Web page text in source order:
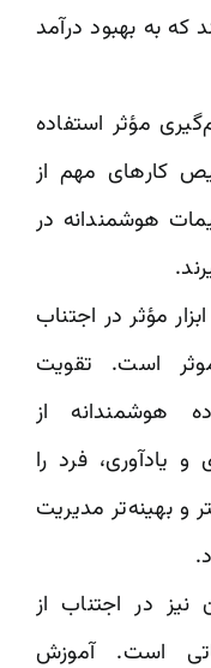
که به بهبود درآمد
مؤثر استفاده
کارهای مهم از
هوشمندانه در
مؤثر در اجتناب
است. تقویت
هوشمندانه از
و یادآوری، فرد را
و بهینه‌تر مدیریت
در اجتناب از
است. آموزش